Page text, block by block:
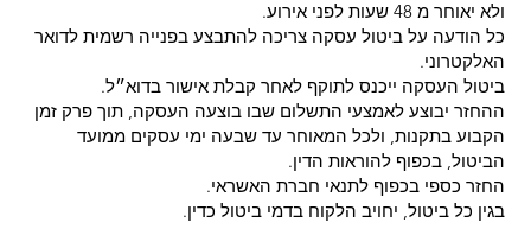
ולא יאוחר מ 48 שעות לפני אירוע.
כל הודעה על ביטול עסקה צריכה להתבצע בפנייה רשמית לדואר
האלקטרוני.
ביטול העסקה ייכנס לתוקף לאחר קבלת אישור בדוא״ל.
ההחזר יבוצע לאמצעי התשלום שבו בוצעה העסקה, תוך פרק זמן
הקבוע בתקנות, ולכל המאוחר עד שבעה ימי עסקים ממועד
הביטול, בכפוף להוראות הדין.
החזר כספי בכפוף לתנאי חברת האשראי.
בגין כל ביטול, יחויב הלקוח בדמי ביטול כדין.